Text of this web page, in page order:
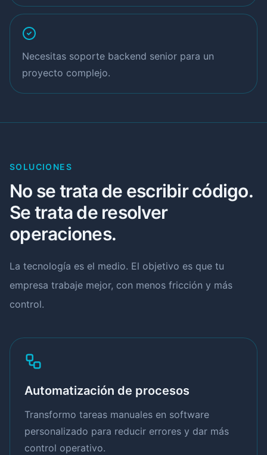
Necesitas soporte backend senior para un
proyecto complejo.
SOLUCIONES
No se trata de escribir código.
Se trata de resolver
operaciones.
La tecnología es el medio. El objetivo es que tu
empresa trabaje mejor, con menos fricción y más
control.
Automatización de procesos
Transformo tareas manuales en software
personalizado para reducir errores y dar más
control operativo.